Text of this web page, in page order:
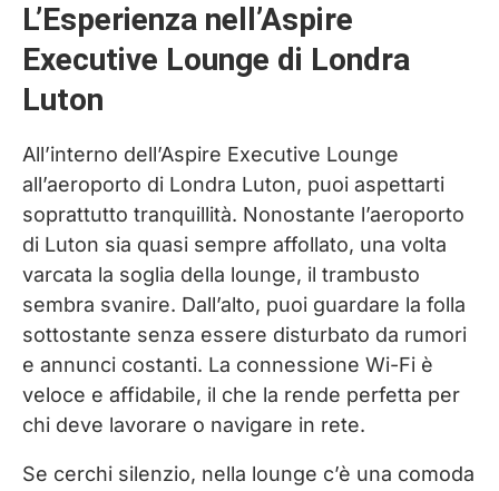
L’Esperienza nell’Aspire
Executive Lounge di Londra
Luton
All’interno dell’Aspire Executive Lounge
all’aeroporto di Londra Luton, puoi aspettarti
soprattutto tranquillità. Nonostante l’aeroporto
di Luton sia quasi sempre affollato, una volta
varcata la soglia della lounge, il trambusto
sembra svanire. Dall’alto, puoi guardare la folla
sottostante senza essere disturbato da rumori
e annunci costanti. La connessione Wi-Fi è
veloce e affidabile, il che la rende perfetta per
chi deve lavorare o navigare in rete.
Se cerchi silenzio, nella lounge c’è una comoda